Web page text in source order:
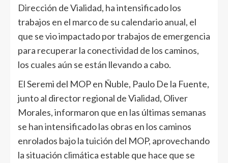
Dirección de Vialidad, ha intensificado los
trabajos en el marco de su calendario anual, el
que se vio impactado por trabajos de emergencia
para recuperar la conectividad de los caminos,
los cuales aún se están llevando a cabo.
El Seremi del MOP en Ñuble, Paulo De la Fuente,
junto al director regional de Vialidad, Oliver
Morales, informaron que en las últimas semanas
se han intensificado las obras en los caminos
enrolados bajo la tuición del MOP, aprovechando
la situación climática estable que hace que se